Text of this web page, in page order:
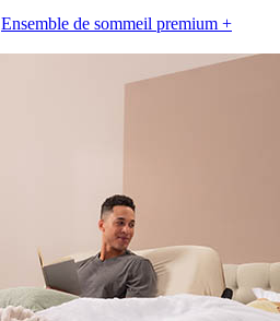
Ensemble de sommeil premium +